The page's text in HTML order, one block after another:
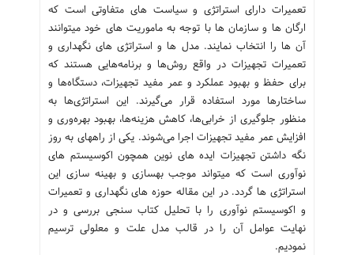
تعمیرات دارای استراتژی و سیاست های متفاوتی است که
ارگان ها و سازمان ها با توجه به ماموریت های خود میتوانند
آن ها را انتخاب نمایند. مدل ها و استراتژی های نگهداری و
تعمیرات تجهیزات در واقع روش‌ها و برنامه‌هایی هستند که
برای حفظ و بهبود عملکرد و عمر مفید تجهیزات، دستگاه‌ها و
ساختارها مورد استفاده قرار می‌گیرند. این استراتژی‌ها به
منظور جلوگیری از خرابی‌ها، کاهش هزینه‌ها، بهبود بهره‌وری و
افزایش عمر مفید تجهیزات اجرا می‌شوند. یکی از راههای به روز
نگه داشتن تجهیزات ایده های نوین همچون اکوسیستم های
نوآوری است که میتواند موجب بهسازی و بهینه سازی این
استراتژی ها گردد. در این مقاله حوزه های نگهداری و تعمیرات
و اکوسیستم نوآوری را با تحلیل کتاب سنجی بررسی و در
نهایت عوامل آن را در قالب مدل علت و معلولی ترسیم
نمودیم.